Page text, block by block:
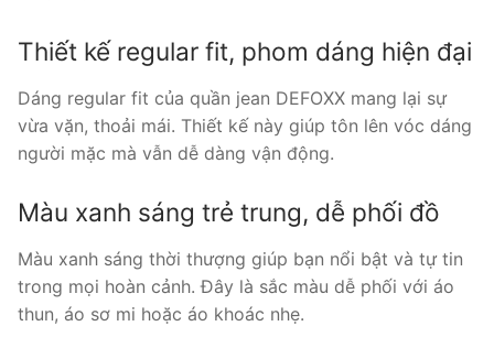
Thiết kế regular fit, phom dáng hiện đại
Dáng regular fit của quần jean DEFOXX mang lại sự
vừa vặn, thoải mái. Thiết kế này giúp tôn lên vóc dáng
người mặc mà vẫn dễ dàng vận động.
Màu xanh sáng trẻ trung, dễ phối đồ
Màu xanh sáng thời thượng giúp bạn nổi bật và tự tin
trong mọi hoàn cảnh. Đây là sắc màu dễ phối với áo
thun, áo sơ mi hoặc áo khoác nhẹ.